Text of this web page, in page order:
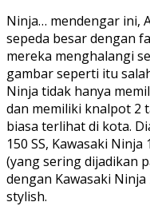
Ninja… mendengar ini,
sepeda besar dengan
mereka menghalangi
gambar seperti itu
Ninja tidak hanya
dan memiliki knalpot 2
biasa terlihat di kota.
150 SS, Kawasaki Ninja
(yang sering dijadikan
dengan Kawasaki
stylish.